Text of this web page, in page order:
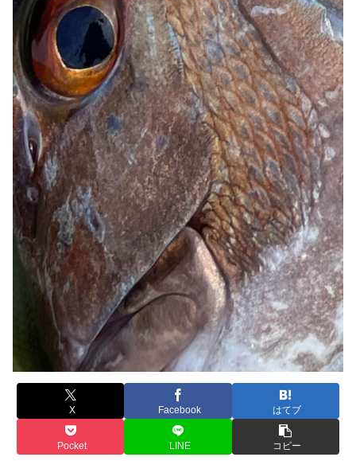
X Facebook はてブ
Pocket LINE コピー